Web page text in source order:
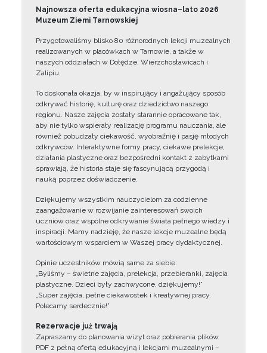
Najnowsza oferta edukacyjna wiosna–lato 2026
Muzeum Ziemi Tarnowskiej
Przygotowaliśmy blisko 80 różnorodnych lekcji muzealnych
realizowanych w placówkach w Tarnowie, a także w
naszych oddziałach w Dołędze, Wierzchosławicach i
Zalipiu.
To doskonała okazja, by w inspirujący i angażujący sposób
odkrywać historię, kulturę oraz dziedzictwo naszego
regionu. Nasze zajęcia zostały starannie opracowane tak,
aby nie tylko wspierały realizację programu nauczania, ale
również pobudzały ciekawość, wyobraźnię i pasję młodych
odkrywców. Interaktywne formy pracy, ciekawe prelekcje,
działania plastyczne oraz bezpośredni kontakt z zabytkami
sprawiają, że historia staje się fascynującą przygodą i
nauką poprzez doświadczenie.
Dziękujemy wszystkim nauczycielom za codzienne
zaangażowanie w rozwijanie zainteresowań swoich
uczniów oraz wspólne odkrywanie świata pełnego wiedzy i
inspiracji. Mamy nadzieję, że nasze lekcje muzealne będą
wartościowym wsparciem w Waszej pracy dydaktycznej.
Opinie uczestników mówią same za siebie:
„Byliśmy – świetne zajęcia, prelekcja, przebieranki, zajęcia
plastyczne. Dzieci były zachwycone, dziękujemy!”
„Super zajęcia, pełne ciekawostek i kreatywnej pracy.
Polecamy serdecznie!”
Rezerwacje już trwają
Zapraszamy do planowania wizyt oraz pobierania plików
PDF z pełną ofertą edukacyjną i lekcjami muzealnymi –